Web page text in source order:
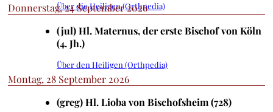
Über die Heiligen (Orthpedia)
Donnerstag, 24 September 2026
(jul) Hl. Maternus, der erste Bischof von Köln
(4. Jh.)
Über den Heiligen (Orthpedia)
Montag, 28 September 2026
(greg) Hl. Lioba von Bischofsheim (728)